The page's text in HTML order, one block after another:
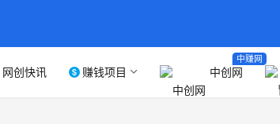
网创快讯 赚钱项目 中创网
中赚网